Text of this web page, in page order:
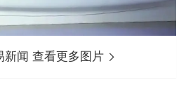
新闻 查看更多图片